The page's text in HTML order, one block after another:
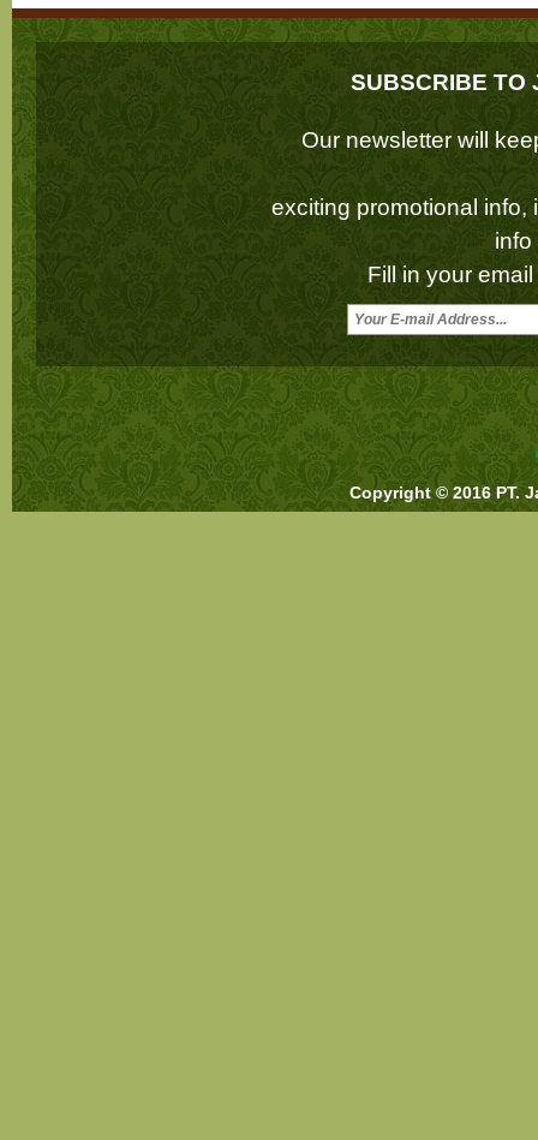
SUBSCRIBE TO
Our newsletter will
exciting promotional info,
info
Fill in your
Copyright © 2016 PT.